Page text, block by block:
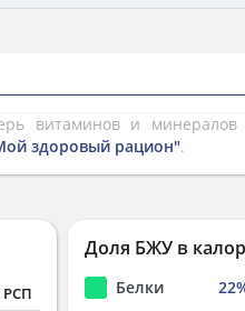
витаминов и
здоровый рацион".
РСП
Доля БЖУ в
Белки 22